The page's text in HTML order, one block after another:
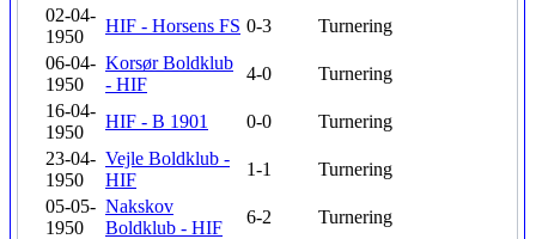
02-04-
1950
HIF - Horsens FS 0-3
Turnering
06-04-
1950
Korsør Boldklub
- HIF
4-0
Turnering
16-04-
1950
HIF - B 1901 0-0
Turnering
23-04-
1950
Vejle Boldklub -
HIF
1-1
Turnering
05-05-
1950
Nakskov
Boldklub - HIF
6-2
Turnering